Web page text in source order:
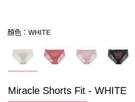
顏色：WHITE
Miracle Shorts Fit - WHITE